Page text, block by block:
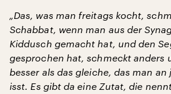
„Das, was man freitags kocht,
Schabbat, wenn man aus der
Kiddusch gemacht hat, und den
gesprochen hat, schmeckt anders
besser als das gleiche, das man an
isst. Es gibt da eine Zutat, die